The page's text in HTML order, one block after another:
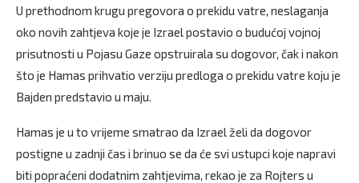
U prethodnom krugu pregovora o prekidu vatre, neslaganja
oko novih zahtjeva koje je Izrael postavio o budućoj vojnoj
prisutnosti u Pojasu Gaze opstruirala su dogovor, čak i nakon
što je Hamas prihvatio verziju predloga o prekidu vatre koju je
Bajden predstavio u maju.
Hamas je u to vrijeme smatrao da Izrael želi da dogovor
postigne u zadnji čas i brinuo se da će svi ustupci koje napravi
biti popraćeni dodatnim zahtjevima, rekao je za Rojters u